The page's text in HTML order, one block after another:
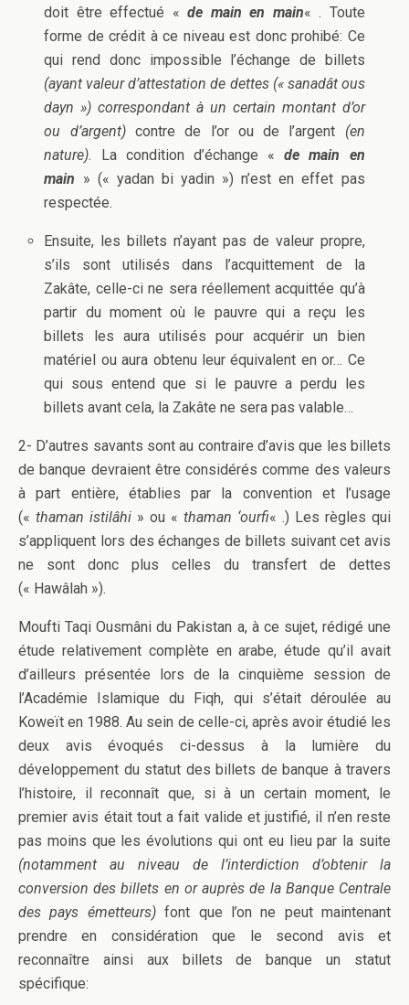
doit être effectué «de main en main« . Toute
forme de crédit à ce niveau est donc prohibé: Ce
qui rend donc impossible l’échange de billets
(ayant valeur d’attestation de dettes (« sanadât ous
dayn ») correspondant à un certain montant d’or
ou d’argent) contre de l’or ou de l’argent (en
nature). La condition d’échange «de main en
main » (« yadan bi yadin ») n’est en effet pas
respectée.
Ensuite, les billets n’ayant pas de valeur propre,
s’ils sont utilisés dans l’acquittement de la
Zakâte, celle-ci ne sera réellement acquittée qu’à
partir du moment où le pauvre qui a reçu les
billets les aura utilisés pour acquérir un bien
matériel ou aura obtenu leur équivalent en or… Ce
qui sous entend que si le pauvre a perdu les
billets avant cela, la Zakâte ne sera pas valable…
2- D’autres savants sont au contraire d’avis que les billets
de banque devraient être considérés comme des valeurs
à part entière, établies par la convention et l’usage
(« thaman istilâhi » ou « thaman ‘ourfi« .) Les règles qui
s’appliquent lors des échanges de billets suivant cet avis
ne sont donc plus celles du transfert de dettes
(« Hawâlah »).
Moufti Taqi Ousmâni du Pakistan a, à ce sujet, rédigé une
étude relativement complète en arabe, étude qu’il avait
d’ailleurs présentée lors de la cinquième session de
l’Académie Islamique du Fiqh, qui s’était déroulée au
Koweït en 1988. Au sein de celle-ci, après avoir étudié les
deux avis évoqués ci-dessus à la lumière du
développement du statut des billets de banque à travers
l’histoire, il reconnaît que, si à un certain moment, le
premier avis était tout a fait valide et justifié, il n’en reste
pas moins que les évolutions qui ont eu lieu par la suite
(notamment au niveau de l’interdiction d’obtenir la
conversion des billets en or auprès de la Banque Centrale
des pays émetteurs)font que l’on ne peut maintenant
prendre en considération que le second avis et
reconnaître ainsi aux billets de banque un statut
spécifique: